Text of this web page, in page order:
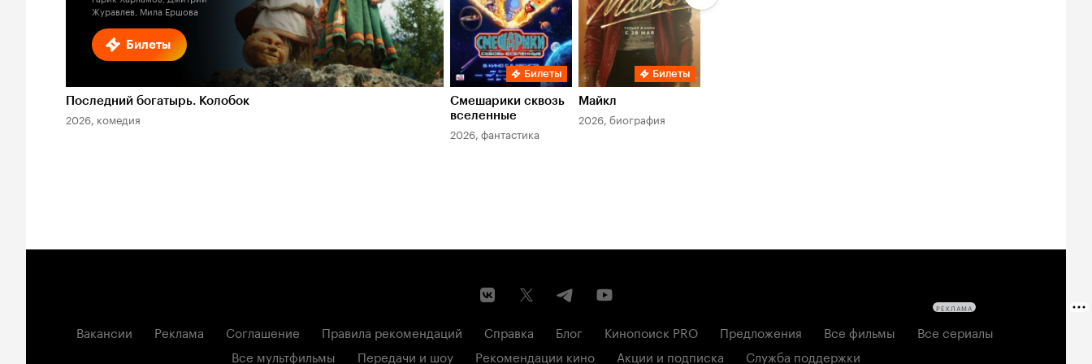
Билеты
Журавлев, Мила Ершова
Последний богатырь. Колобок
2026, комедия
Билеты
Смешарики сквозь
вселенные
2026, фантастика
Билеты
Майкл
2026, биография
Вакансии Реклама Соглашение Правила рекомендаций Справка Блог Кинопоиск PRO Предложения Все фильмы
Все сериалы
Все мультфильмы
Передачи и шоу Рекомендации кино Акции и подписка Служба поддержки
РЕКЛАМА